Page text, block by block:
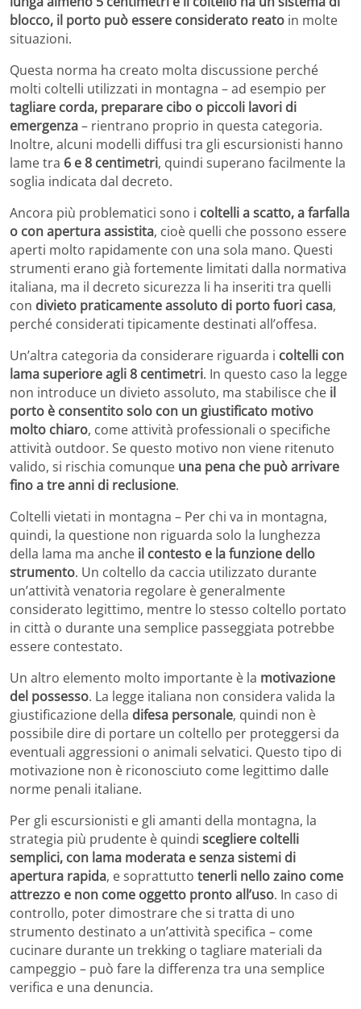
blocco, il porto può essere considerato reato in molte
situazioni.
Questa norma ha creato molta discussione perché
molti coltelli utilizzati in montagna – ad esempio per
tagliare corda, preparare cibo o piccoli lavori di
emergenza– rientrano proprio in questa categoria.
Inoltre, alcuni modelli diffusi tra gli escursionisti hanno
lame tra 6 e 8 centimetri, quindi superano facilmente la
soglia indicata dal decreto.
Ancora più problematici sono i coltelli a scatto, a farfalla
o con apertura assistita, cioè quelli che possono essere
aperti molto rapidamente con una sola mano. Questi
strumenti erano già fortemente limitati dalla normativa
italiana, ma il decreto sicurezza li ha inseriti tra quelli
con divieto praticamente assoluto di porto fuori casa,
perché considerati tipicamente destinati all’offesa.
Un’altra categoria da considerare riguarda i coltelli con
lama superiore agli 8 centimetri. In questo caso la legge
non introduce un divieto assoluto, ma stabilisce che il
porto è consentito solo con un giustificato motivo
molto chiaro, come attività professionali o specifiche
attività outdoor. Se questo motivo non viene ritenuto
valido, si rischia comunque una pena che può arrivare
fino a tre anni di reclusione.
Coltelli vietati in montagna – Per chi va in montagna,
quindi, la questione non riguarda solo la lunghezza
della lama ma anche il contesto e la funzione dello
strumento. Un coltello da caccia utilizzato durante
un’attività venatoria regolare è generalmente
considerato legittimo, mentre lo stesso coltello portato
in città o durante una semplice passeggiata potrebbe
essere contestato.
Un altro elemento molto importante è la motivazione
del possesso. La legge italiana non considera valida la
giustificazione della difesa personale, quindi non è
possibile dire di portare un coltello per proteggersi da
eventuali aggressioni o animali selvatici. Questo tipo di
motivazione non è riconosciuto come legittimo dalle
norme penali italiane.
Per gli escursionisti e gli amanti della montagna, la
strategia più prudente è quindi scegliere coltelli
semplici, con lama moderata e senza sistemi di
apertura rapida, e soprattutto tenerli nello zaino come
attrezzo e non come oggetto pronto all’uso. In caso di
controllo, poter dimostrare che si tratta di uno
strumento destinato a un’attività specifica – come
cucinare durante un trekking o tagliare materiali da
campeggio – può fare la differenza tra una semplice
verifica e una denuncia.